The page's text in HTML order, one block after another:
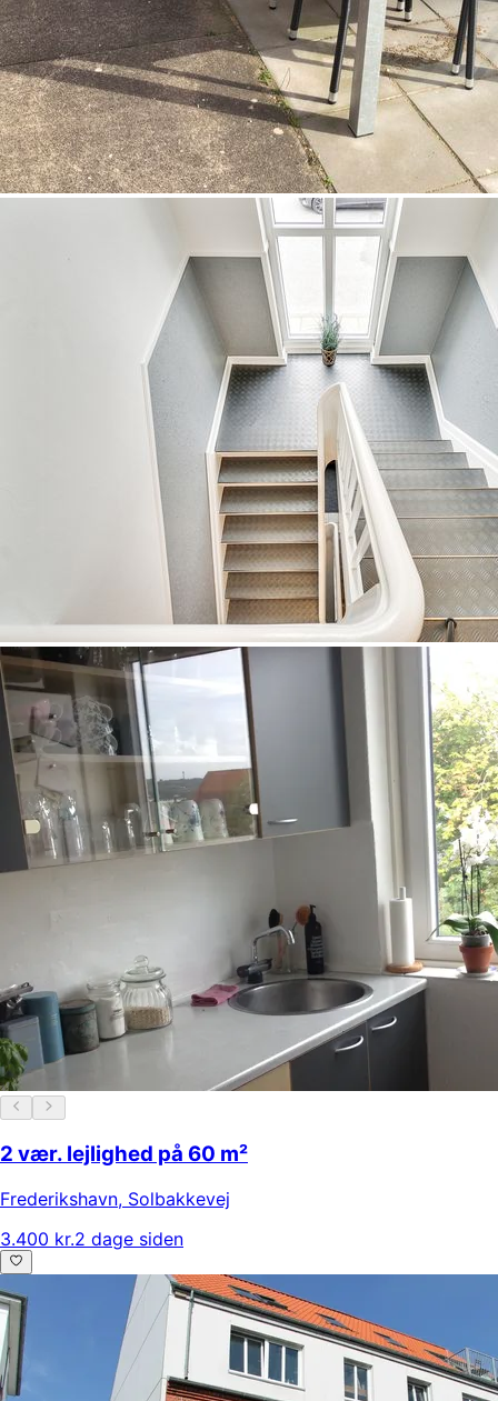
2 vær. lejlighed på 60 m²
Frederikshavn, Solbakkevej
3.400 kr.2 dage siden